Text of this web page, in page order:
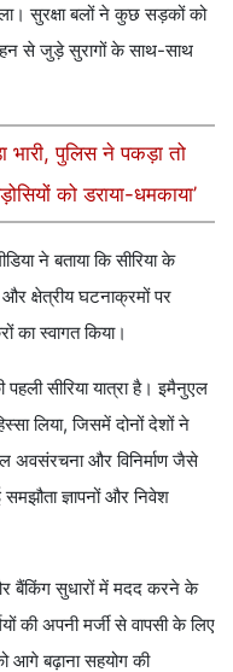
सुरक्षा बलों ने कुछ सड़कों को
से जुड़े सुरागों के साथ-साथ
भारी, पुलिस ने पकड़ा तो
को डराया-धमकाया’
ने बताया कि सीरिया के
क्षेत्रीय घटनाक्रमों पर
का स्वागत किया।
सीरिया यात्रा है। इमैनुएल
लिया, जिसमें दोनों देशों ने
अवसंरचना और विनिर्माण जैसे
ज्ञापनों और निवेश
बैंकिंग सुधारों में मदद करने के
की अपनी मर्जी से वापसी के लिए
आगे बढ़ाना सहयोग की